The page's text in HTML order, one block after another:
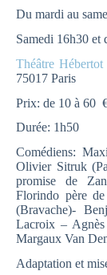
Du mardi au
Samedi 16h30 et
Théâtre Hébertot
75017 Paris
Prix: de 10 à 60
Durée: 1h50
Comédiens:
Olivier Sitruk
promise de
Florindo père
(Bravache)-
Lacroix –
Margaux Van
Adaptation et